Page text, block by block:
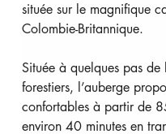
située sur le magnifique
Colombie-Britannique.
Située à quelques pas
forestiers, l’auberge
confortables à partir de
environ 40 minutes en